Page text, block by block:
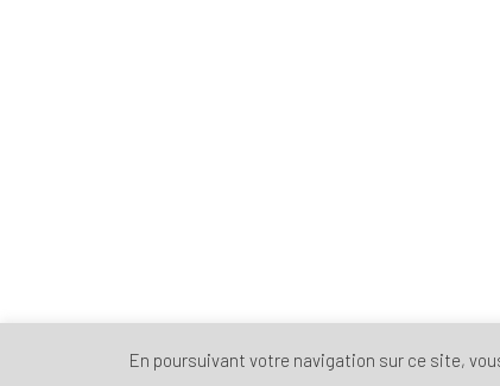
En poursuivant votre navigation sur ce site,